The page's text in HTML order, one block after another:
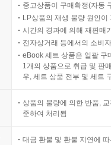
중고상품이 구매확정(자동
LP상품의 재생 불량 원인
시간의 경과에 의해 재판매
전자상거래 등에서의 소비
eBook 세트 상품은 일괄 구
1개의 상품으로 취급 및 판
우, 세트 상품 전부 및 세트
상품의 불량에 의한 반품,
준하여 처리됨
대금 환불 및 환불 지연에